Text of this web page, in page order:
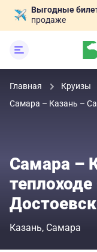
Выгодные
продаже
Главная Круизы
Самара – Казань –
Самара –
Казань Самара